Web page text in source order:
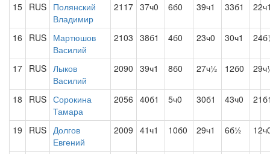
15 RUS Полянский
Владимир
2117 37ч0 6б0 39ч1 33б1
16 RUS Мартюшов
Василий
2103 38б1 4б0 23ч0 30ч1
17 RUS Лыков
Василий
2090 39ч1 8б0 27ч½ 12б0
18 RUS Сорокина
Тамара
2056 40б1 5ч0 30б1 43ч0
19 RUS Долгов
Евгений
2009 41ч1 10б0 29ч1 6б½